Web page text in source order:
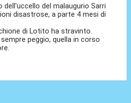
del malaugurio Sarri
disastrose, a parte 4 mesi di
di Lotito ha stravinto.
peggio, quella in corso